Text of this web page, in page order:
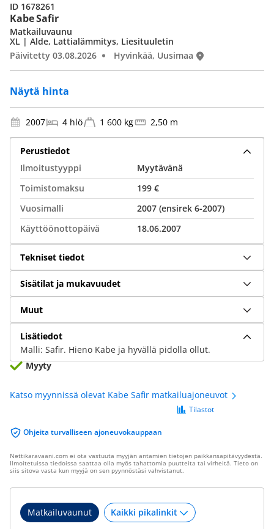
Kabe Safir
Näytä hinta
Matkailuvaunu
XL | Alde, Lattialämmitys, Liesituuletin
Päivitetty 03.08.2026
Hyvinkää, Uusimaa
ID 1678261
2007 4 hlö 1 600 kg 2,50 m
Perustiedot
Ilmoitustyyppi
Myytävänä
Toimistomaksu
199 €
Vuosimalli
2007 (ensirek 6-2007)
Käyttöönottopäivä
18.06.2007
Tekniset tiedot
Sisätilat ja mukavuudet
Muut
Lisätiedot
Malli: Safir. Hieno Kabe ja hyvällä pidolla ollut.
Myyty
Katso myynnissä olevat Kabe Safir matkailuajoneuvot
Ohjeita turvalliseen ajoneuvokauppaan
Tilastot
Nettikaravaani.com ei ota vastuuta myyjän antamien tietojen paikkansapitävyydestä.
Ilmoitetuissa tiedoissa saattaa olla myös tahattomia puutteita tai virheitä. Tieto on
siis sitova vasta kun myyjä on sen pyynnöstäsi vahvistanut.
Matkailuvaunut